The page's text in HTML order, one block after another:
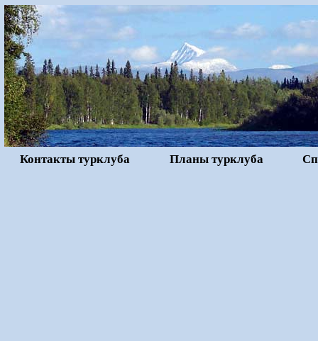
Контакты турклуба Планы турклуба